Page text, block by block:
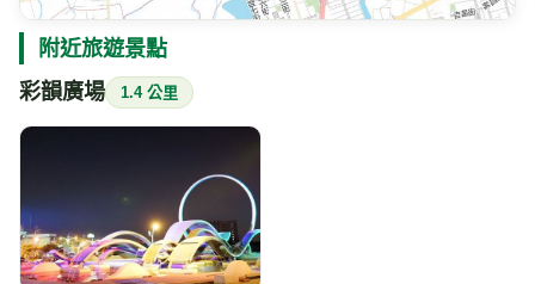
附近旅遊景點
彩韻廣場 1.4 公里